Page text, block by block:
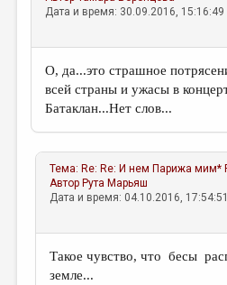
Дата и время: 30.09.2016, 15:16:49
О, да...это страшное
всей страны и ужасы в
Батаклан...Нет слов...
Тема: Re: Re: И нем Парижа мим*
Автор Рута Марьяш
Дата и время: 04.10.2016, 17:54:51
Такое чувство, что бесы
земле...